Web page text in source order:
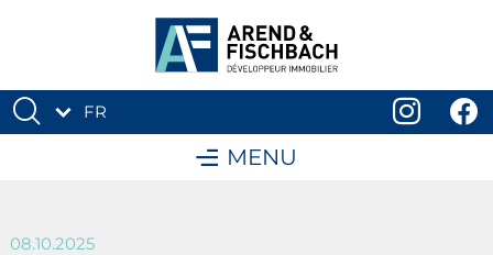
FR
MENU
08.10.2025